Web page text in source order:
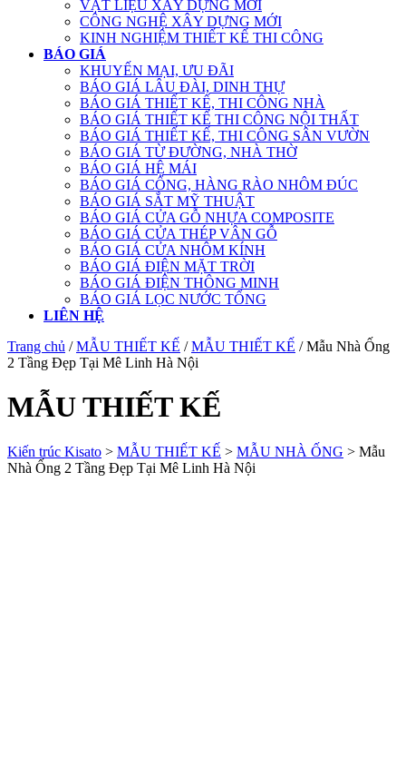
VẬT LIỆU XÂY DỰNG MỚI
CÔNG NGHỆ XÂY DỰNG MỚI
KINH NGHIỆM THIẾT KẾ THI CÔNG
BÁO GIÁ
KHUYẾN MẠI, ƯU ĐÃI
BÁO GIÁ LÂU ĐÀI, DINH THỰ
BÁO GIÁ THIẾT KẾ, THI CÔNG NHÀ
BÁO GIÁ THIẾT KẾ THI CÔNG NỘI THẤT
BÁO GIÁ THIẾT KẾ, THI CÔNG SÂN VƯỜN
BÁO GIÁ TỪ ĐƯỜNG, NHÀ THỜ
BÁO GIÁ HỆ MÁI
BÁO GIÁ CỔNG, HÀNG RÀO NHÔM ĐÚC
BÁO GIÁ SẮT MỸ THUẬT
BÁO GIÁ CỬA GỖ NHỰA COMPOSITE
BÁO GIÁ CỬA THÉP VÂN GỖ
BÁO GIÁ CỬA NHÔM KÍNH
BÁO GIÁ ĐIỆN MẶT TRỜI
BÁO GIÁ ĐIỆN THÔNG MINH
BÁO GIÁ LỌC NƯỚC TỔNG
LIÊN HỆ
Trang chủ /MẪU THIẾT KẾ /MẪU THIẾT KẾ / Mẫu Nhà Ống
2 Tầng Đẹp Tại Mê Linh Hà Nội
MẪU THIẾT KẾ
Kiến trúc Kisato > MẪU THIẾT KẾ > MẪU NHÀ ỐNG > Mẫu
Nhà Ống 2 Tầng Đẹp Tại Mê Linh Hà Nội